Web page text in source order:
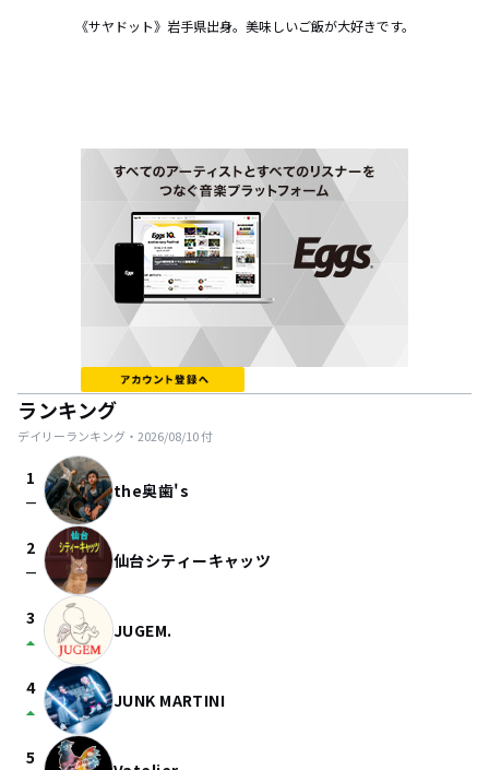
《サヤドット》岩手県出身。美味しいご飯が大好きです。
ランキング
デイリーランキング・ 2026/08/10付
1
check_indeterminate_small the奥歯's
2
check_indeterminate_small 仙台シティーキャッツ
3
arrow_drop_up JUGEM.
4
arrow_drop_up JUNK MARTINI
5